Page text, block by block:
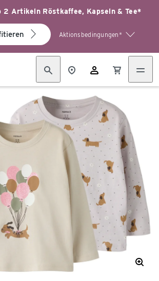
2 Artikeln Röstkaffee, Kapseln & Tee*
Aktionsbedingungen*